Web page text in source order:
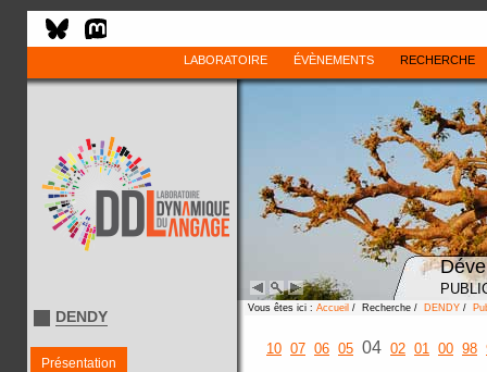
LABORATOIRE ÉVÈNEMENTS RECHERCHE
DENDY
Présentation
Vous êtes ici : Accueil / Recherche / DENDY /
10 07 06 05 04 02 01 00 98